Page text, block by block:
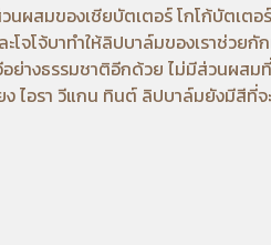
สมของเชียบัตเตอร์ โกโก้บัตเตอ
โจ้บาทำให้ลิปบาล์มของเราช่วยกั
างธรรมชาติอีกด้วย ไม่มีส่วนผสม
ไอรา วีแกน ทินต์ ลิปบาล์มยังมีสี